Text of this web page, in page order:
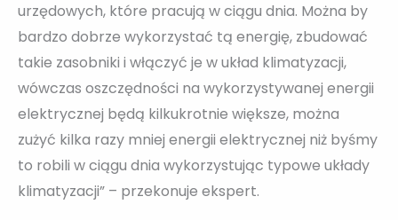
urzędowych, które pracują w ciągu dnia. Można by
bardzo dobrze wykorzystać tą energię, zbudować
takie zasobniki i włączyć je w układ klimatyzacji,
wówczas oszczędności na wykorzystywanej energii
elektrycznej będą kilkukrotnie większe, można
zużyć kilka razy mniej energii elektrycznej niż byśmy
to robili w ciągu dnia wykorzystując typowe układy
klimatyzacji” – przekonuje ekspert.